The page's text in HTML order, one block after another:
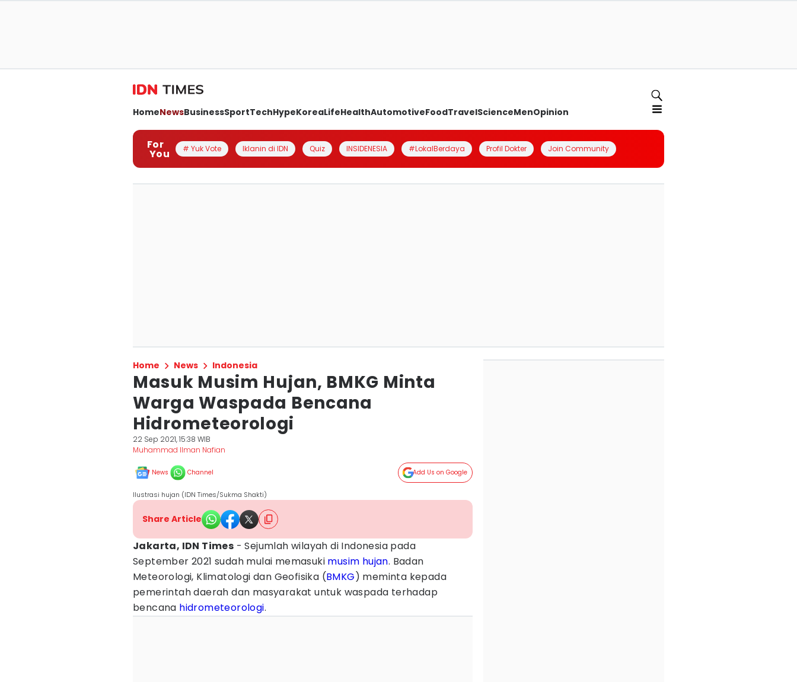
HomeNewsBusinessSportTechHypeKoreaLifeHealthAutomotiveFoodTravelScienceMenOpinion
For
You # Yuk Vote Iklanin di IDN Quiz INSIDENESIA #LokalBerdaya Profil Dokter Join Community
Home News Indonesia
Masuk Musim Hujan, BMKG Minta
Warga Waspada Bencana
Hidrometeorologi
22 Sep 2021, 15:38 WIB
Muhammad Ilman Nafian
News Channel Add Us on Google
Ilustrasi hujan (IDN Times/Sukma Shakti)
Share Article
Jakarta, IDN Times - Sejumlah wilayah di Indonesia pada
September 2021 sudah mulai memasuki musim hujan. Badan
Meteorologi, Klimatologi dan Geofisika (BMKG) meminta kepada
pemerintah daerah dan masyarakat untuk waspada terhadap
bencana hidrometeorologi.